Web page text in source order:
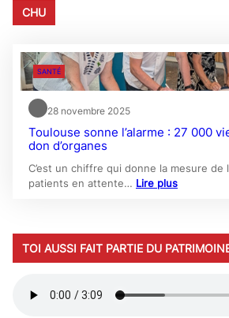
CHU
SANTÉ
28 novembre 2025
Toulouse sonne l’alarme : 27 000
don d’organes
C’est un chiffre qui donne la mesure de
patients en attente… Lire plus
TOI AUSSI FAIT PARTIE DU